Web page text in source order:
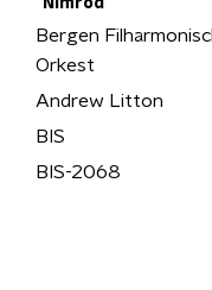
Bergen
Orkest
Andrew Litton
BIS
BIS-2068